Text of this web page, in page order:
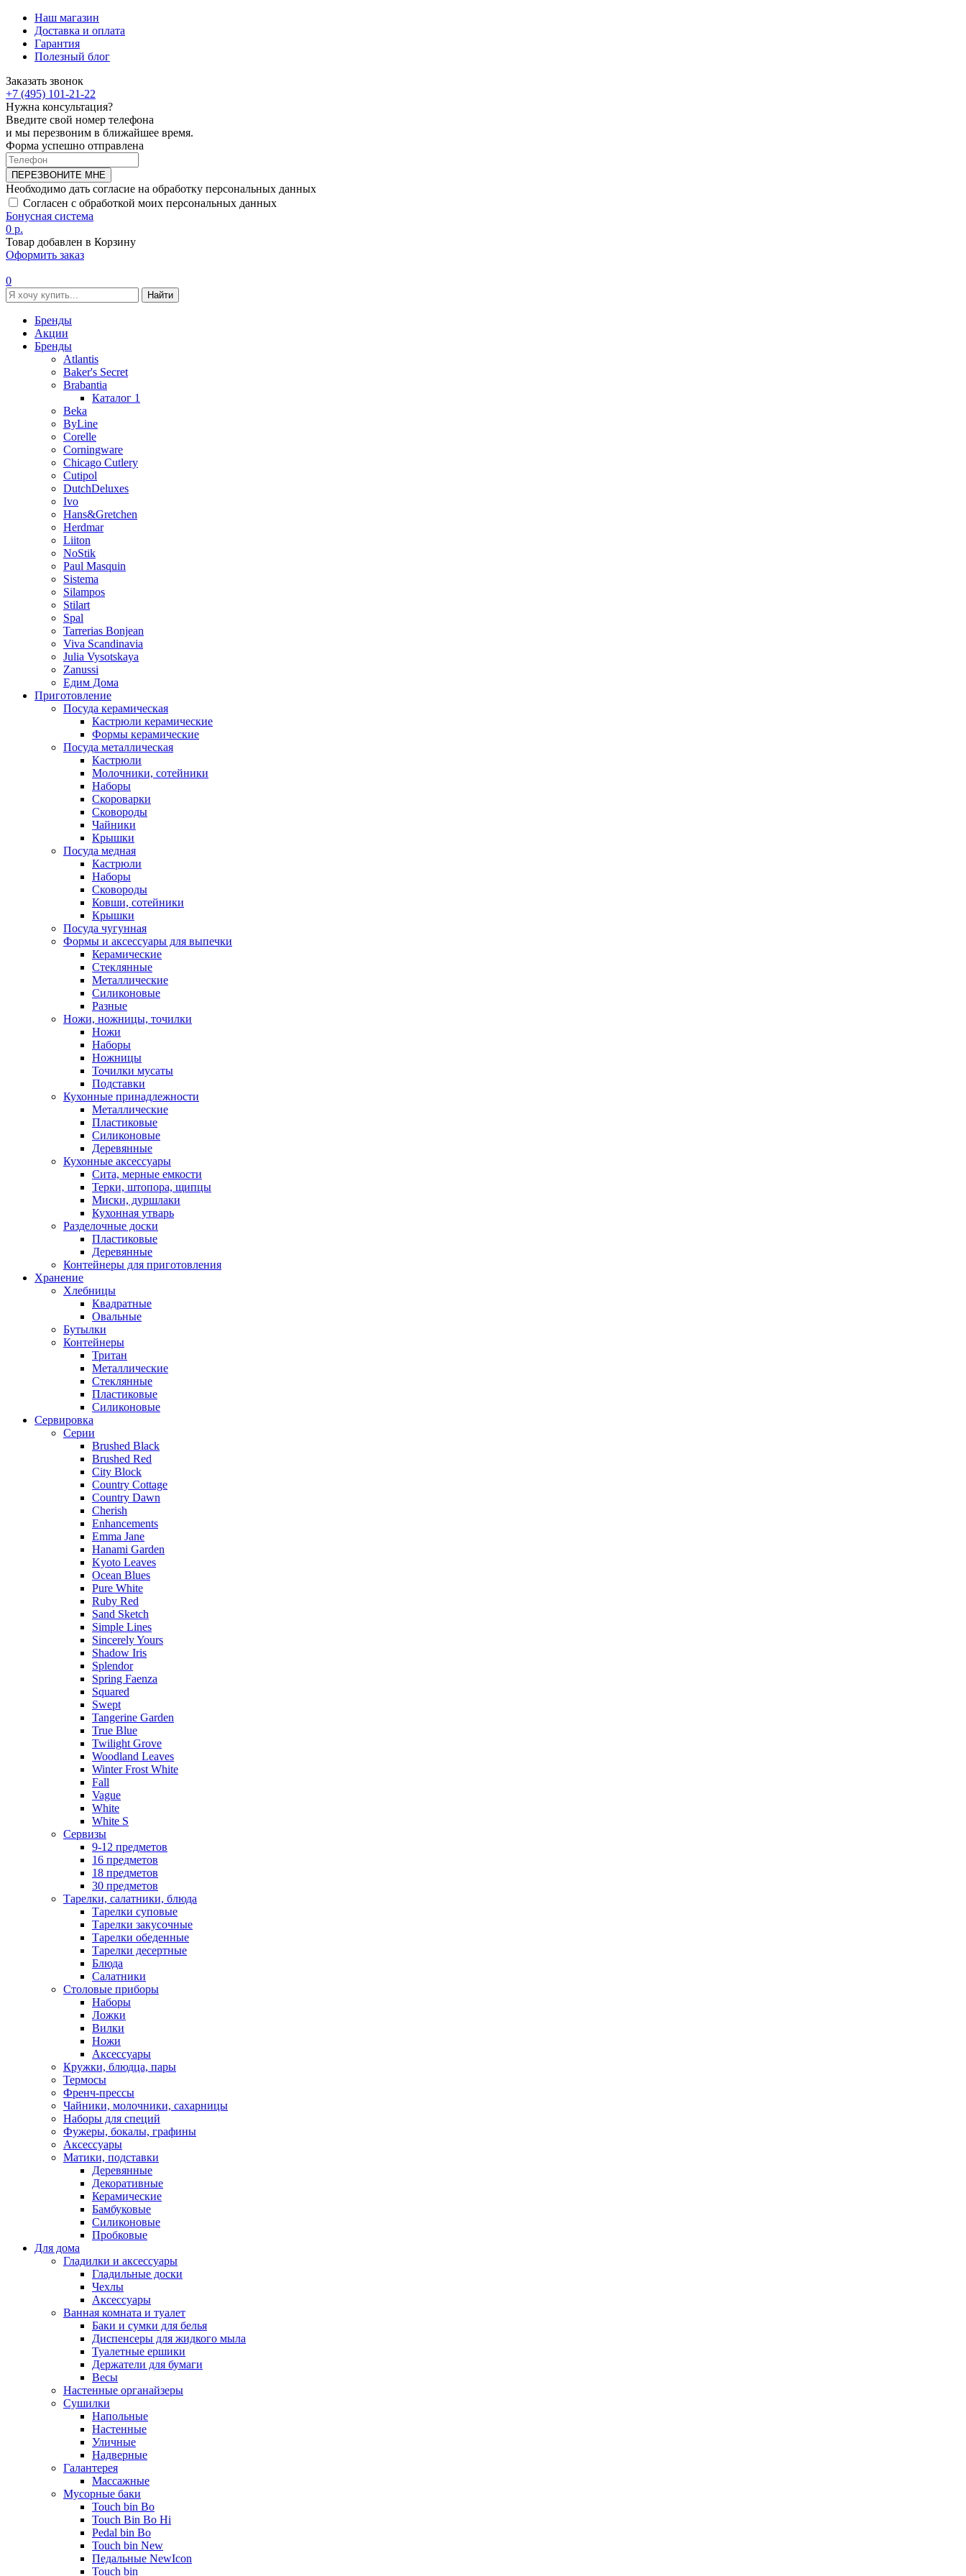
Наш магазин
Доставка и оплата
Гарантия
Полезный блог
Заказать звонок
+7 (495) 101-21-22
Нужна консультация?
Введите свой номер телефона
и мы перезвоним в ближайшее время.
Форма успешно отправлена
ПЕРЕЗВОНИТЕ МНЕ
Необходимо дать согласие на обработку персональных данных
Согласен с обработкой моих персональных данных
Бонусная система
0 р.
Товар добавлен в Корзину
Оформить заказ
0
Найти
Бренды
Акции
Бренды
Atlantis
Baker's Secret
Brabantia
Каталог 1
Beka
ByLine
Corelle
Corningware
Chicago Cutlery
Cutipol
DutchDeluxes
Ivo
Hans&Gretchen
Herdmar
Liiton
NoStik
Paul Masquin
Sistema
Silampos
Stilart
Spal
Tarrerias Bonjean
Viva Scandinavia
Julia Vysotskaya
Zanussi
Едим Дома
Приготовление
Посуда керамическая
Кастрюли керамические
Формы керамические
Посуда металлическая
Кастрюли
Молочники, сотейники
Наборы
Скороварки
Сковороды
Чайники
Крышки
Посуда медная
Кастрюли
Наборы
Сковороды
Ковши, сотейники
Крышки
Посуда чугунная
Формы и аксессуары для выпечки
Керамические
Стеклянные
Металлические
Силиконовые
Разные
Ножи, ножницы, точилки
Ножи
Наборы
Ножницы
Точилки мусаты
Подставки
Кухонные принадлежности
Металлические
Пластиковые
Силиконовые
Деревянные
Кухонные аксессуары
Сита, мерные емкости
Терки, штопора, щипцы
Миски, дуршлаки
Кухонная утварь
Разделочные доски
Пластиковые
Деревянные
Контейнеры для приготовления
Хранение
Хлебницы
Квадратные
Овальные
Бутылки
Контейнеры
Тритан
Металлические
Стеклянные
Пластиковые
Силиконовые
Сервировка
Серии
Brushed Black
Brushed Red
City Block
Country Cottage
Country Dawn
Cherish
Enhancements
Emma Jane
Hanami Garden
Kyoto Leaves
Ocean Blues
Pure White
Ruby Red
Sand Sketch
Simple Lines
Sincerely Yours
Shadow Iris
Splendor
Spring Faenza
Squared
Swept
Tangerine Garden
True Blue
Twilight Grove
Woodland Leaves
Winter Frost White
Fall
Vague
White
White S
Сервизы
9-12 предметов
16 предметов
18 предметов
30 предметов
Тарелки, салатники, блюда
Тарелки суповые
Тарелки закусочные
Тарелки обеденные
Тарелки десертные
Блюда
Салатники
Столовые приборы
Наборы
Ложки
Вилки
Ножи
Аксессуары
Кружки, блюдца, пары
Термосы
Френч-прессы
Чайники, молочники, сахарницы
Наборы для специй
Фужеры, бокалы, графины
Аксессуары
Матики, подставки
Деревянные
Декоративные
Керамические
Бамбуковые
Силиконовые
Пробковые
Для дома
Гладилки и аксессуары
Гладильные доски
Чехлы
Аксессуары
Ванная комната и туалет
Баки и сумки для белья
Диспенсеры для жидкого мыла
Туалетные ершики
Держатели для бумаги
Весы
Настенные органайзеры
Сушилки
Напольные
Настенные
Уличные
Надверные
Галантерея
Массажные
Мусорные баки
Touch bin Bo
Touch Bin Bo Hi
Pedal bin Bo
Touch bin New
Педальные NewIcon
Touch bin